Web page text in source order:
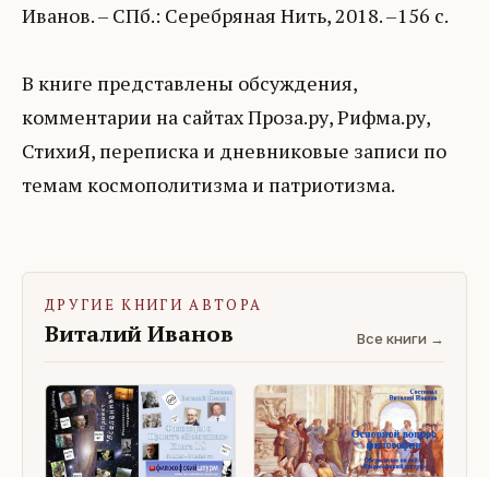
Иванов. – СПб.: Серебряная Нить, 2018. –156 с.
В книге представлены обсуждения,
комментарии на сайтах Проза.ру, Рифма.ру,
СтихиЯ, переписка и дневниковые записи по
темам космополитизма и патриотизма.
ДРУГИЕ КНИГИ АВТОРА
Виталий Иванов Все книги →